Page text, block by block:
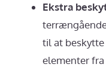
Ekstra
til at
elementer fra